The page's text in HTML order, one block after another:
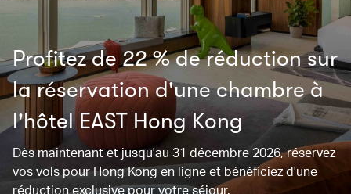
Profitez de 22 % de réduction sur
la réservation d'une chambre à
l'hôtel EAST Hong Kong
Dès maintenant et jusqu'au 31 décembre 2026, réservez
vos vols pour Hong Kong en ligne et bénéficiez d'une
réduction exclusive pour votre séjour.